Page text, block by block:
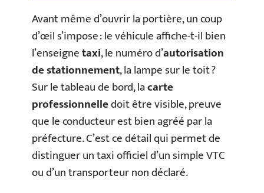
Avant même d’ouvrir la portière, un coup
d’œil s’impose : le véhicule affiche-t-il bien
l’enseignetaxi, le numéro d’autorisation
de stationnement, la lampe sur le toit ?
Sur le tableau de bord, lacarte
professionnelledoit être visible, preuve
que le conducteur est bien agréé par la
préfecture. C’est ce détail qui permet de
distinguer un taxi officiel d’un simple VTC
ou d’un transporteur non déclaré.